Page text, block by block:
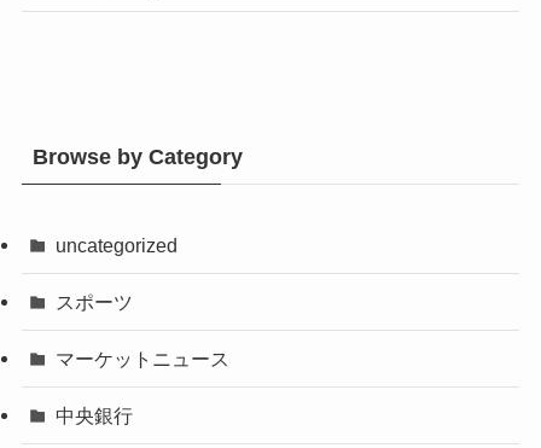
Browse by Category
uncategorized
スポーツ
マーケットニュース
中央銀行